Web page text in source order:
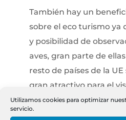
Utilizamos cookies para optimizar
servicio.
También hay un
sobre el eco turismo ya
y posibilidad de
aves, gran parte de
resto de países de la
gran atractivo para el
que identifica un
como son los Pirineos